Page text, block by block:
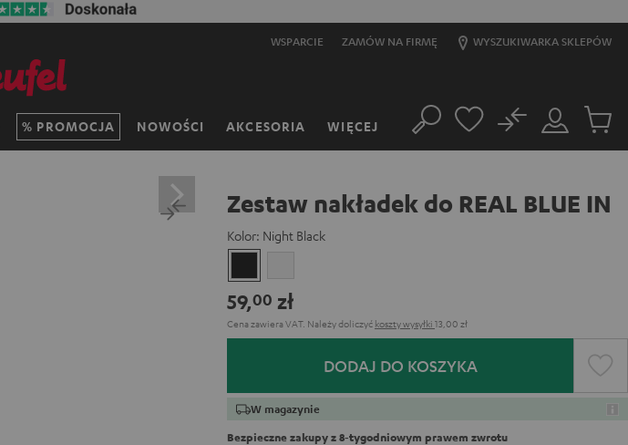
WSPARCIE ZAMÓW NA FIRMĘ WYSZUKIWARKA SKLEPÓW
PROMOCJA NOWOŚCI AKCESORIA WIĘCEJ Szukaj
Moje
konto
No
Zestaw nakładek do REAL BLUE IN
Kolor: Night Black
Black
59,00 zł
Cena zawiera VAT. Należy doliczyć koszty wysyłki 13,00 zł
DODAJ DO KOSZYKA
W magazynie
Bezpieczne zakupy z 8‑tygodniowym prawem zwrotu